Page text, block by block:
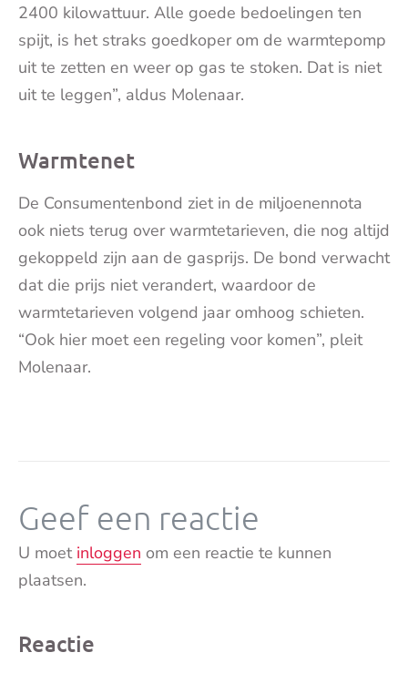
2400 kilowattuur. Alle goede bedoelingen ten
spijt, is het straks goedkoper om de warmtepomp
uit te zetten en weer op gas te stoken. Dat is niet
uit te leggen”, aldus Molenaar.
Warmtenet
De Consumentenbond ziet in de miljoenennota
ook niets terug over warmtetarieven, die nog altijd
gekoppeld zijn aan de gasprijs. De bond verwacht
dat die prijs niet verandert, waardoor de
warmtetarieven volgend jaar omhoog schieten.
“Ook hier moet een regeling voor komen”, pleit
Molenaar.
Geef een reactie
U moet inloggen om een reactie te kunnen
plaatsen.
Reactie